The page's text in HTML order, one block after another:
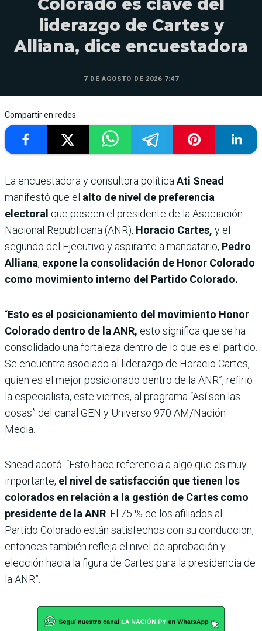
Colorado es clave del
liderazgo de Cartes y
Alliana, dice encuestadora
7 DE AGOSTO DE 2026 7:47
Compartir en redes
La encuestadora y consultora política Ati Snead
manifestó que el alto de nivel de preferencia
electoral que poseen el presidente de la Asociación
Nacional Republicana (ANR), Horacio Cartes, y el
segundo del Ejecutivo y aspirante a mandatario, Pedro
Alliana, expone la consolidación de Honor Colorado
como movimiento interno del Partido Colorado.
“Esto es el posicionamiento del movimiento Honor
Colorado dentro de la ANR, esto significa que se ha
consolidado una fortaleza dentro de lo que es el partido.
Se encuentra asociado al liderazgo de Horacio Cartes,
quien es el mejor posicionado dentro de la ANR”, refirió
la especialista, este viernes, al programa “Así son las
cosas” del canal GEN y Universo 970 AM/Nación
Media.
Snead acotó: “Esto hace referencia a algo que es muy
importante, el nivel de satisfacción que tienen los
colorados en relación a la gestión de Cartes como
presidente de la ANR . El 75 % de los afiliados al
Partido Colorado están satisfechos con su conducción,
entonces también refleja el nivel de aprobación y
elección hacia la figura de Cartes para la presidencia de
la ANR”.